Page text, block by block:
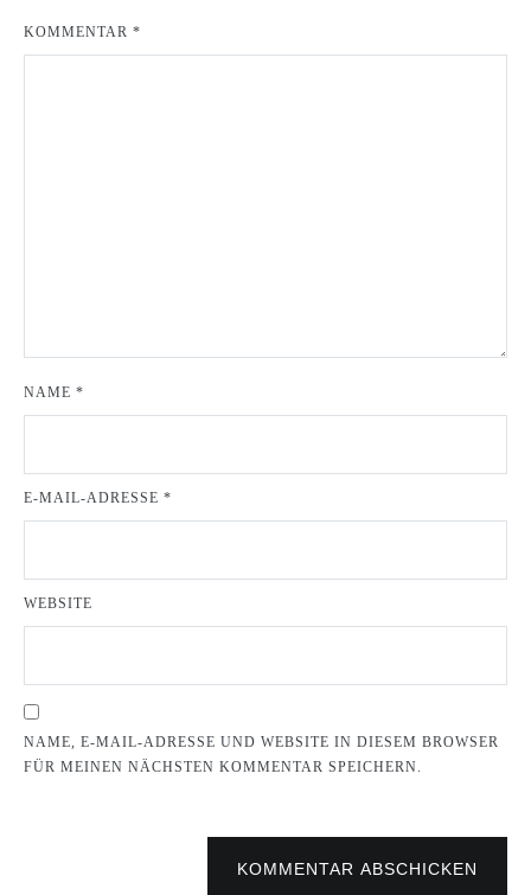
KOMMENTAR *
NAME *
E-MAIL-ADRESSE *
WEBSITE
NAME, E-MAIL-ADRESSE UND WEBSITE IN DIESEM BROWSER
FÜR MEINEN NÄCHSTEN KOMMENTAR SPEICHERN.
KOMMENTAR ABSCHICKEN